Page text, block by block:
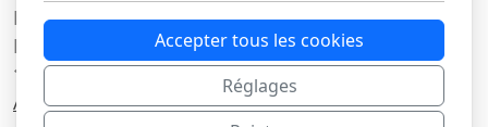
La Vitrine du N Sàrl
Route du Lac 3C
1427 Bonvillars
Accueil Shop Conditions
Accepter tous les cookies
Réglages